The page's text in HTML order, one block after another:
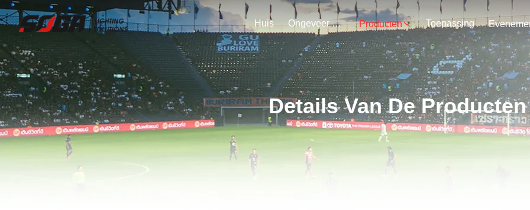
Huis Ongeveer Ons Producten Toepassing
Details Van De Producten